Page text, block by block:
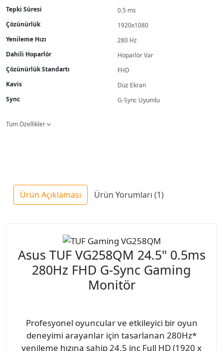
Tepki Süresi
0.5 ms
Çözünürlük
1920x1080
Yenileme Hızı
280 Hz
Dahili Hoparlör
Hoparlör Var
Çözünürlük Standartı
FHD
Kavis
Düz Ekran
Sync
G-Sync Uyumlu
Tüm Özellikler
Ürün Açıklaması Ürün Yorumları (1)
Asus TUF VG258QM 24.5" 0.5ms
280Hz FHD G-Sync Gaming
Monitör
Profesyonel oyuncular ve etkileyici bir oyun
deneyimi arayanlar için tasarlanan 280Hz*
yenileme hızına sahip 24.5 inç Full HD (1920 x